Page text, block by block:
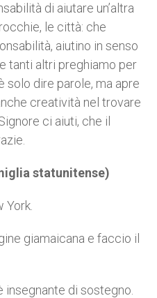
di aiutare un’altra
le città: che
aiutino in senso
tanti altri preghiamo per
solo dire parole, ma apre
creatività nel trovare
ci aiuti, che il
statunitense)
York.
giamaicana e faccio il
insegnante di sostegno.